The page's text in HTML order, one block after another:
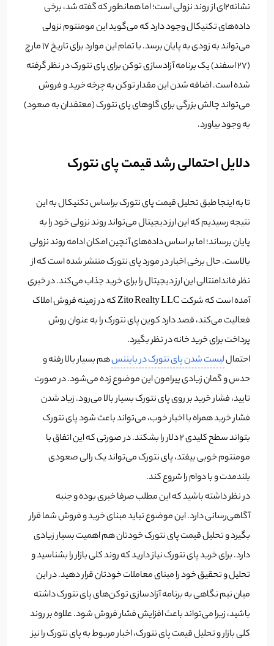
نشانه2ای از روند نزولی است؛ اما همانطور که گفته شد، برخی
داده‌های تکنیکال وجود دارد که می‌گوید این مومنتوم نزولی
می‌تواند به زودی به پایان برسد. با تمام این موارد برای تاریخ 17 مارچ
(27 اسفند) یک برنامه آزادسازی توکن برای پای نتورک در نظر گرفته
شده است. اضافه شدن این مقدار توکن به چرخه خرید و فروش
می‌تواند چالش بزرگی برای گاوهای پای نتورک (معتقدان به صعود)
به وجود بیاورد.
دلایل احتمالی رشد قیمت پای نتورک
تا به اینجا طبق تحلیل قیمت پای نتورک براساس تکنیکال به این
نتیجه رسیدیم که این ارز دیجیتال می‌تواند روند نزولی خود را به
پایان برساند؛ اما بر اساس داده‌های آنچین امکان ادامه روند نزولی
بالاست. حال برخی اخبار در مورد پای نتورک منتشر شده است که از
نظر فاندامنتالی این ارز دیجیتال را برای خرید جذاب می‌کند. در خبری
آمده است که شرکت Zito Realty LLC که در زمینه فروش املاک
فعالیت می‌کند، قصد دارد کوین پای نتورک را به عنوان روش
پرداخت برای خرید خانه در نظر بگیرد.
احتماللیست شدن پای نتورک در بایننسهم بسیار بالا رفته و
حدس و گمان زیادی پیرامون این موضوع زده می‌شود. در صورت
تایید، فشار خرید بر روی پای نتورک بسیار بالا می‌رود. زیاد شدن
فشار خرید همراه با اخبار خوب، می‌تواند باعث شود پای نتورک
بتواند سطح کلیدی 2 دلار را بشکند. در صورتی که این اتفاق با
مومنتوم خوبی بیفتد، پای نتورک می‌تواند یک رالی صعودی
بلندمدت و با دوام را شروع کند.
در نظر داشته باشید که این مطلب صرفا خبری بوده و جنبه
آگاهی‌رسانی دارد. این موضوع نباید مبنای خرید و فروش شما قرار
بگیرد و تحلیل قیمت پای نتورک خودتان هم اهمیت بسیار زیادی
دارد. برای خرید پای نتورک نیاز دارید که روند کلی بازار را بشناسید و
تحلیل و تحقیق خود را مبنای معاملات خودتان قرار دهید. در این
میان نیم نگاهی به برنامه آزادسازی توکن‌های پای نتورک داشته
باشید، زیرا می‌تواند باعث افزایش فشار فروش شود. علاوه بر روند
کلی بازار و تحلیل قیمت پای نتورک، اخبار مربوط به پای نتورک را نیز